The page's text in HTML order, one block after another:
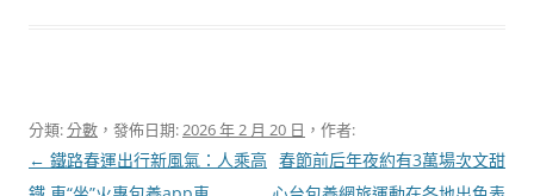
分類:分數 ，發佈日期:2026 年 2 月 20 日 ，作者:
文
← 鐵路春運出行新風氣：人乘高 春節前后年夜約有3萬場次文甜